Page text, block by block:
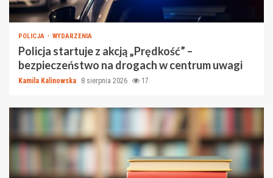
POLICJA WYDARZENIA
Policja startuje z akcją „Prędkość” –
bezpieczeństwo na drogach w centrum uwagi
Kamila Kalinowska 8 sierpnia 2026 17